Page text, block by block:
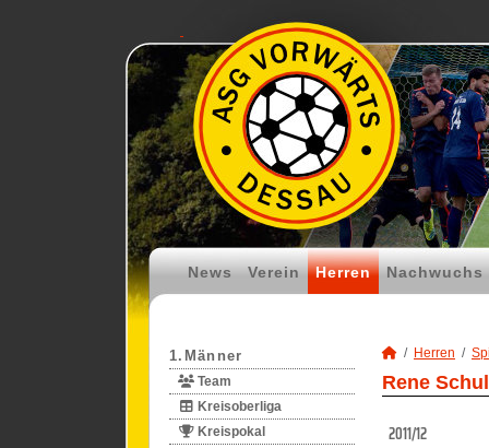
News Verein Herren Nachwuchs
1.Männer
Team
Kreisoberliga
Kreispokal
Herren
Rene
2011/12